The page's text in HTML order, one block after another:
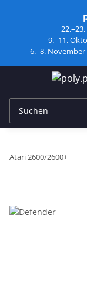
9.–11.
6.–8. November
Atari 2600/2600+